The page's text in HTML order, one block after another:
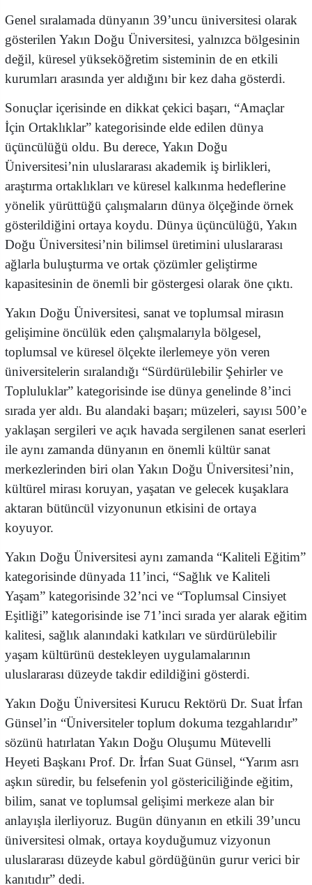
Genel sıralamada dünyanın 39’uncu üniversitesi olarak
gösterilen Yakın Doğu Üniversitesi, yalnızca bölgesinin
değil, küresel yükseköğretim sisteminin de en etkili
kurumları arasında yer aldığını bir kez daha gösterdi.
Sonuçlar içerisinde en dikkat çekici başarı, “Amaçlar
İçin Ortaklıklar” kategorisinde elde edilen dünya
üçüncülüğü oldu. Bu derece, Yakın Doğu
Üniversitesi’nin uluslararası akademik iş birlikleri,
araştırma ortaklıkları ve küresel kalkınma hedeflerine
yönelik yürüttüğü çalışmaların dünya ölçeğinde örnek
gösterildiğini ortaya koydu. Dünya üçüncülüğü, Yakın
Doğu Üniversitesi’nin bilimsel üretimini uluslararası
ağlarla buluşturma ve ortak çözümler geliştirme
kapasitesinin de önemli bir göstergesi olarak öne çıktı.
Yakın Doğu Üniversitesi, sanat ve toplumsal mirasın
gelişimine öncülük eden çalışmalarıyla bölgesel,
toplumsal ve küresel ölçekte ilerlemeye yön veren
üniversitelerin sıralandığı “Sürdürülebilir Şehirler ve
Topluluklar” kategorisinde ise dünya genelinde 8’inci
sırada yer aldı. Bu alandaki başarı; müzeleri, sayısı 500’e
yaklaşan sergileri ve açık havada sergilenen sanat eserleri
ile aynı zamanda dünyanın en önemli kültür sanat
merkezlerinden biri olan Yakın Doğu Üniversitesi’nin,
kültürel mirası koruyan, yaşatan ve gelecek kuşaklara
aktaran bütüncül vizyonunun etkisini de ortaya
koyuyor.
Yakın Doğu Üniversitesi aynı zamanda “Kaliteli Eğitim”
kategorisinde dünyada 11’inci, “Sağlık ve Kaliteli
Yaşam” kategorisinde 32’nci ve “Toplumsal Cinsiyet
Eşitliği” kategorisinde ise 71’inci sırada yer alarak eğitim
kalitesi, sağlık alanındaki katkıları ve sürdürülebilir
yaşam kültürünü destekleyen uygulamalarının
uluslararası düzeyde takdir edildiğini gösterdi.
Yakın Doğu Üniversitesi Kurucu Rektörü Dr. Suat İrfan
Günsel’in “Üniversiteler toplum dokuma tezgahlarıdır”
sözünü hatırlatan Yakın Doğu Oluşumu Mütevelli
Heyeti Başkanı Prof. Dr. İrfan Suat Günsel, “Yarım asrı
aşkın süredir, bu felsefenin yol göstericiliğinde eğitim,
bilim, sanat ve toplumsal gelişimi merkeze alan bir
anlayışla ilerliyoruz. Bugün dünyanın en etkili 39’uncu
üniversitesi olmak, ortaya koyduğumuz vizyonun
uluslararası düzeyde kabul gördüğünün gurur verici bir
kanıtıdır” dedi.